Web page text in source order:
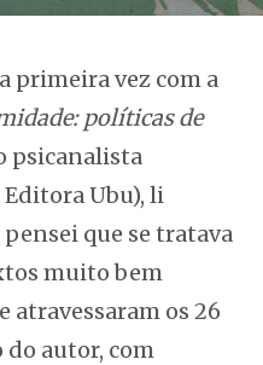
primeira vez com a
políticas de
psicanalista
Ubu), li
que se tratava
muito bem
atravessaram os 26
autor, com